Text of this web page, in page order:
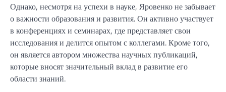
Однако, несмотря на успехи в науке, Яровенко не забывает
о важности образования и развития. Он активно участвует
в конференциях и семинарах, где представляет свои
исследования и делится опытом с коллегами. Кроме того,
он является автором множества научных публикаций,
которые вносят значительный вклад в развитие его
области знаний.